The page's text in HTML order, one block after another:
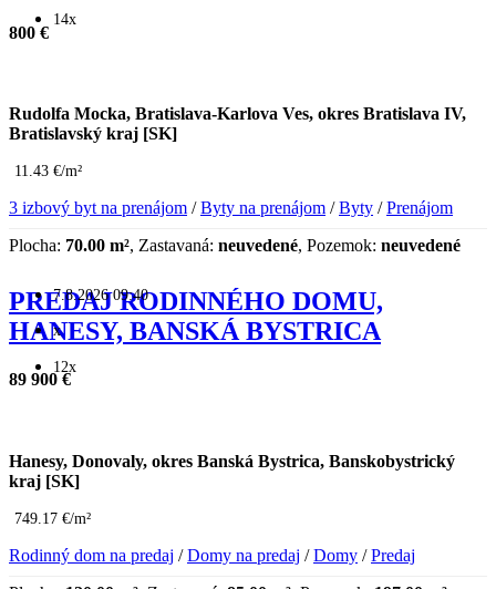
14x
800 €
Rudolfa Mocka, Bratislava-Karlova Ves, okres Bratislava IV,
Bratislavský kraj [SK]
11.43 €/m²
3 izbový byt na prenájom /Byty na prenájom /Byty /Prenájom
Plocha: 70.00 m², Zastavaná: neuvedené, Pozemok: neuvedené
7.8.2026 09:40
x
12x
PREDAJ RODINNÉHO DOMU,
HANESY, BANSKÁ BYSTRICA
89 900 €
Hanesy, Donovaly, okres Banská Bystrica, Banskobystrický
kraj [SK]
749.17 €/m²
Rodinný dom na predaj /Domy na predaj /Domy /Predaj